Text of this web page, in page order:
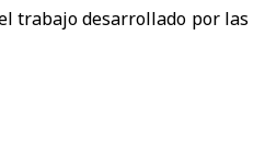
trabajo desarrollado por las